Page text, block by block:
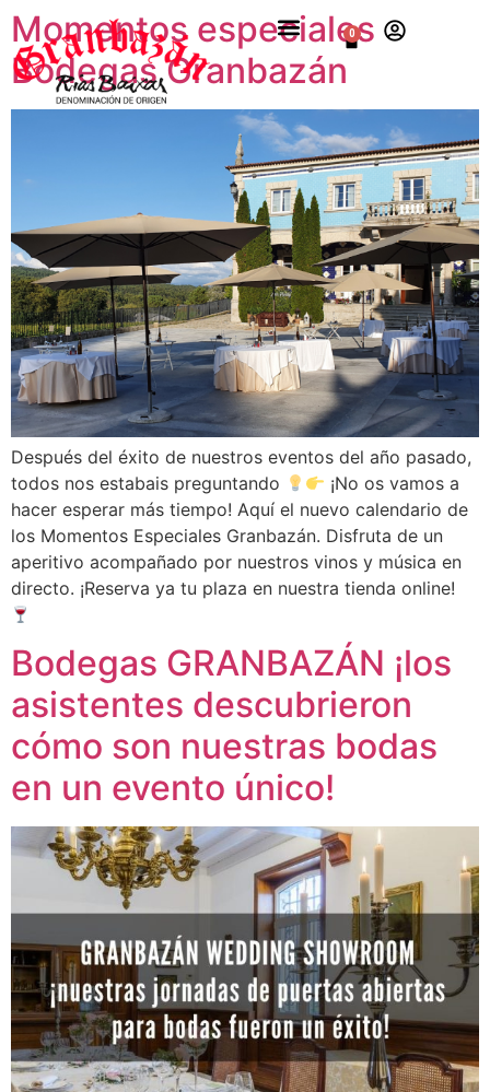
0
Momentos especiales
Bodegas Granbazán
Después del éxito de nuestros eventos del año pasado,
todos nos estabais preguntando
¡No os vamos a
hacer esperar más tiempo! Aquí el nuevo calendario de
los Momentos Especiales Granbazán. Disfruta de un
aperitivo acompañado por nuestros vinos y música en
directo. ¡Reserva ya tu plaza en nuestra tienda online!
Bodegas GRANBAZÁN ¡los
asistentes descubrieron
cómo son nuestras bodas
en un evento único!